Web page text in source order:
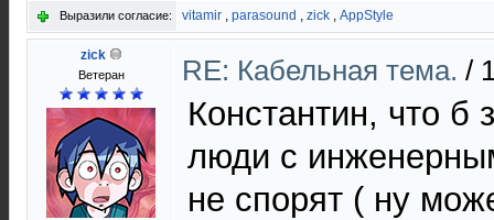
Выразили согласие: vitamir , parasound , zick , AppStyle
zick
Ветеран RE: Кабельная тема. /
Константин, что б
люди с
не спорят ( ну